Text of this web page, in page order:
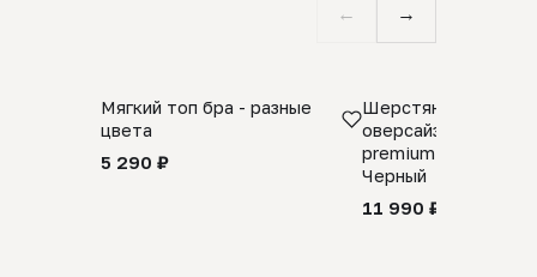
← →
Мягкий топ бра - разные
цвета
5 290 ₽
Шерстяной свитер
оверсайз 100%
premium merino
Черный
11 990 ₽